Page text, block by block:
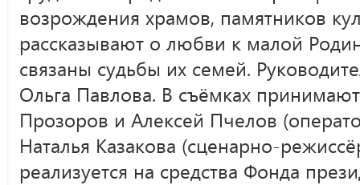
возрождения храмов, памятников
рассказывают о любви к малой
связаны судьбы их семей.
Ольга Павлова. В съёмках
Прозоров и Алексей Пчелов
Наталья Казакова (сценарно-
реализуется на средства Фонда